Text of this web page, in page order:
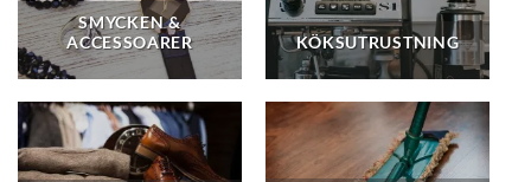
SMYCKEN &
ACCESSOARER
KÖKSUTRUSTNING